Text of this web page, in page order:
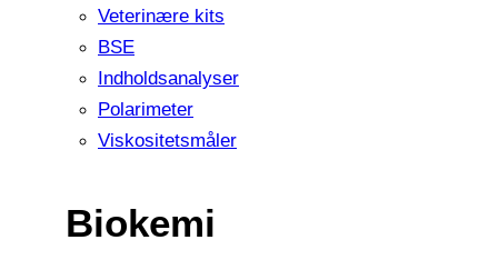
Veterinære kits
BSE
Indholdsanalyser
Polarimeter
Viskositetsmåler
Biokemi